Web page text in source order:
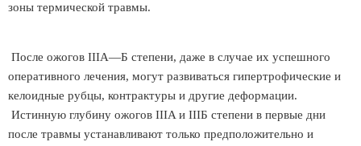
зоны термической травмы.
После ожогов IIIA—Б степени, даже в случае их успешного
оперативного лечения, могут развиваться гипертрофические и
келоидные рубцы, контрактуры и другие деформации.
Истинную глубину ожогов IIIA и IIIБ степени в первые дни
после травмы устанавливают только предположительно и